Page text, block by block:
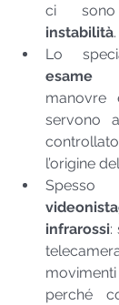
ci
instabilità.
esame
manovre
servono
l’origine
infrarossi:
perché